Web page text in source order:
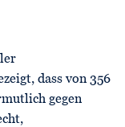
dass von 356
gegen